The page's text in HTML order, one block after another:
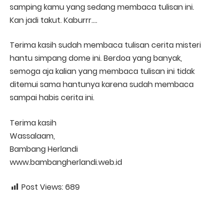
samping kamu yang sedang membaca tulisan ini.
Kan jadi takut. Kaburrr….
Terima kasih sudah membaca tulisan cerita misteri
hantu simpang dome ini. Berdoa yang banyak,
semoga aja kalian yang membaca tulisan ini tidak
ditemui sama hantunya karena sudah membaca
sampai habis cerita ini.
Terima kasih
Wassalaam,
Bambang Herlandi
www.bambangherlandi.web.id
Post Views:689